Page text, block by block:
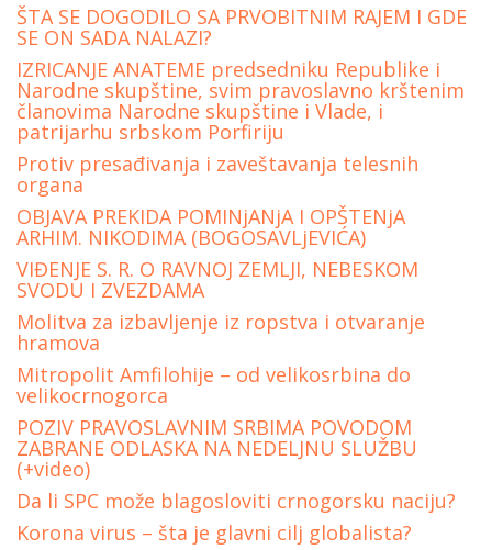
ŠTA SE DOGODILO SA PRVOBITNIM RAJEM I GDE
SE ON SADA NALAZI?
IZRICANJE ANATEME predsedniku Republike i
Narodne skupštine, svim pravoslavno krštenim
članovima Narodne skupštine i Vlade, i
patrijarhu srbskom Porfiriju
Protiv presađivanja i zaveštavanja telesnih
organa
OBJAVA PREKIDA POMINjANjA I OPŠTENjA
ARHIM. NIKODIMA (BOGOSAVLjEVIĆA)
VIĐENJE S. R. O RAVNOJ ZEMLJI, NEBESKOM
SVODU I ZVEZDAMA
Molitva za izbavljenje iz ropstva i otvaranje
hramova
Mitropolit Amfilohije – od velikosrbina do
velikocrnogorca
POZIV PRAVOSLAVNIM SRBIMA POVODOM
ZABRANE ODLASKA NA NEDELJNU SLUŽBU
(+video)
Da li SPC može blagosloviti crnogorsku naciju?
Korona virus – šta je glavni cilj globalista?